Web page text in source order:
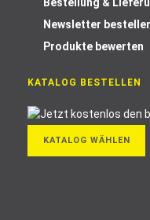
Newsletter
Produkte bewerten
KATALOG BESTELLEN
KATALOG WÄHLEN